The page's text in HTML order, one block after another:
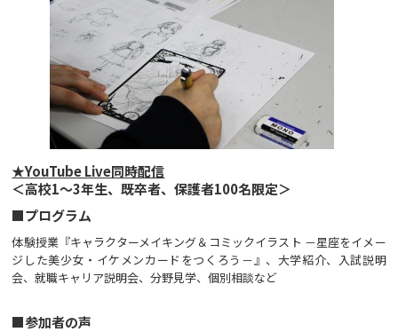
★YouTube Live同時配信
＜高校1～3年生、既卒者、保護者100名限定＞
■プログラム
体験授業『キャラクターメイキング＆コミックイラスト －星座をイメー
ジした美少女・イケメンカードをつくろう－』、大学紹介、入試説明
会、就職キャリア説明会、分野見学、個別相談など
■参加者の声